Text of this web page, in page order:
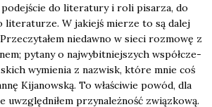
do lite­ra­tu­ry i roli pisa­rza, do
lite­ra­tu­rze. W jakiejś mie­rze to są dalej
nie­daw­no w sie­ci roz­mo­wę z
pyta­ny o naj­wy­bit­niej­szych współ­cze­
wymie­nia z nazwisk, któ­re mnie coś
Kija­now­ską. To wła­ści­wie powód, dla
przy­na­leż­ność związ­ko­wą.